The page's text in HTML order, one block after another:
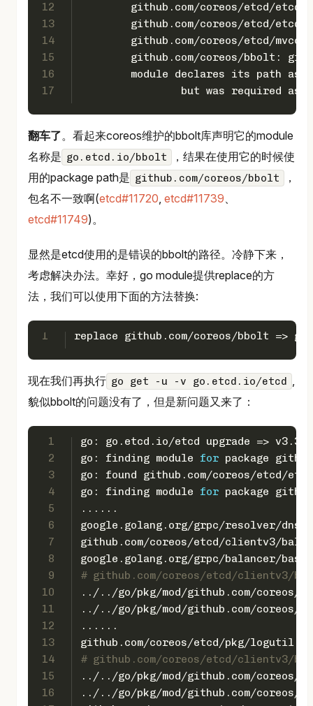
12
13
14
15
16
17
github.com/coreos/etcd/
github.com/coreos/etcd/
github.com/coreos/etcd/mvcc/
github.com/coreos/bbolt:
module declares its path
but was required
翻车了。看起来coreos维护的bbolt库声明它的module
名称是 go.etcd.io/bbolt
，结果在使用它的时候使
用的package path是 github.com/coreos/bbolt
，
包名不一致啊(etcd#11720, etcd#11739、
etcd#11749)。
显然是etcd使用的是错误的bbolt的路径。冷静下来，
考虑解决办法。幸好，go module提供replace的方
法，我们可以使用下面的方法替换:
1 replace github.com/coreos/bbolt =>
现在我们再执行 go get -u -v go.etcd.io/etcd ,
貌似bbolt的问题没有了，但是新问题又来了：
1
2
3
4
5
6
7
8
9
10
11
12
13
14
15
16
go: go.etcd.io/etcd upgrade =>
go: finding module for package
go: found github.com/coreos/etcd/
go: finding module for package
......
google.golang.org/grpc/resolver/dns
github.com/coreos/etcd/clientv3/
google.golang.org/grpc/balancer/base
# github.com/coreos/etcd/clientv3/
../../go/pkg/mod/github.com/coreos/
../../go/pkg/mod/github.com/coreos/
......
github.com/coreos/etcd/pkg/logutil
# github.com/coreos/etcd/clientv3/
../../go/pkg/mod/github.com/coreos/
../../go/pkg/mod/github.com/coreos/